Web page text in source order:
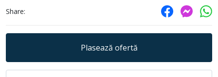
Share:
Plasează ofertă